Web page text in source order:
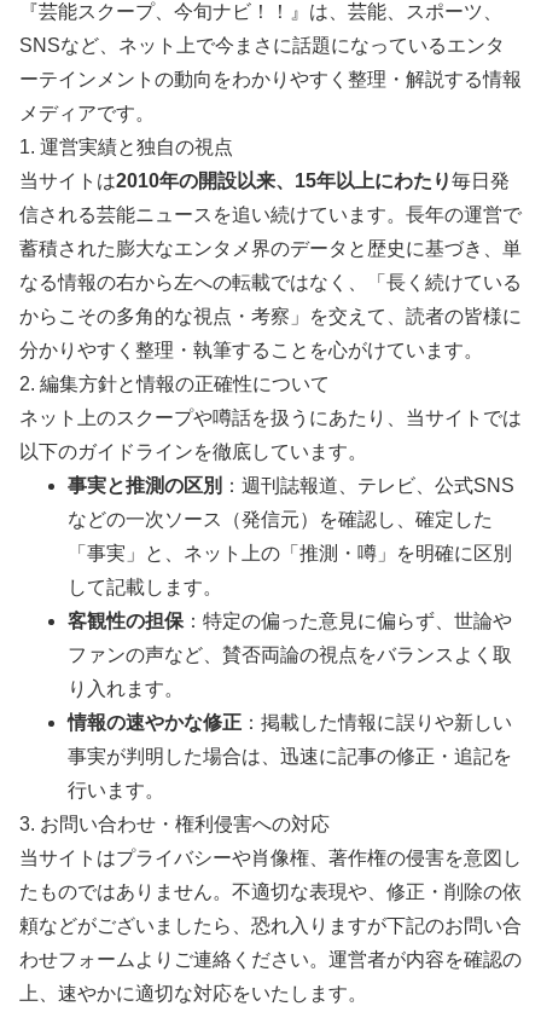
『芸能スクープ、今旬ナビ！！』は、芸能、スポーツ、
SNSなど、ネット上で今まさに話題になっているエンタ
ーテインメントの動向をわかりやすく整理・解説する情報
メディアです。
1. 運営実績と独自の視点
当サイトは2010年の開設以来、15年以上にわたり毎日発
信される芸能ニュースを追い続けています。長年の運営で
蓄積された膨大なエンタメ界のデータと歴史に基づき、単
なる情報の右から左への転載ではなく、「長く続けている
からこその多角的な視点・考察」を交えて、読者の皆様に
分かりやすく整理・執筆することを心がけています。
2. 編集方針と情報の正確性について
ネット上のスクープや噂話を扱うにあたり、当サイトでは
以下のガイドラインを徹底しています。
事実と推測の区別 ：週刊誌報道、テレビ、公式SNS
などの一次ソース（発信元）を確認し、確定した
「事実」と、ネット上の「推測・噂」を明確に区別
して記載します。
客観性の担保：特定の偏った意見に偏らず、世論や
ファンの声など、賛否両論の視点をバランスよく取
り入れます。
情報の速やかな修正 ：掲載した情報に誤りや新しい
事実が判明した場合は、迅速に記事の修正・追記を
行います。
3. お問い合わせ・権利侵害への対応
当サイトはプライバシーや肖像権、著作権の侵害を意図し
たものではありません。不適切な表現や、修正・削除の依
頼などがございましたら、恐れ入りますが下記のお問い合
わせフォームよりご連絡ください。運営者が内容を確認の
上、速やかに適切な対応をいたします。